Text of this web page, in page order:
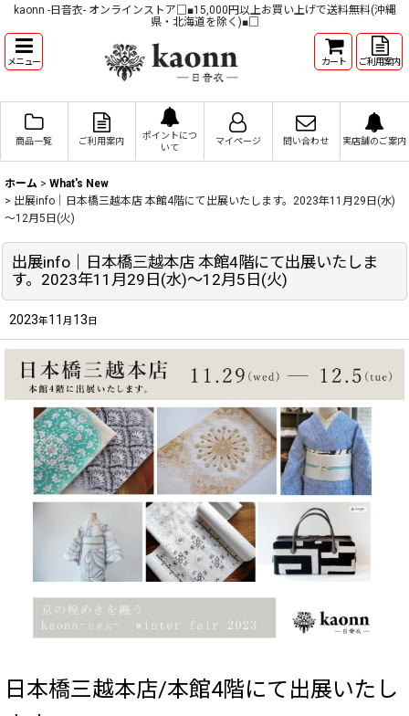
kaonn -日音衣- オンラインストア□■15,000円以上お買い上げで送料無料(沖縄
県・北海道を除く)■□
メニュー カート ご利用案内
商品一覧 ご利用案内
ポイントにつ
いて
マイページ 問い合わせ 実店舗のご案内
ホーム > What's New
> 出展info｜日本橋三越本店 本館4階にて出展いたします。2023年11月29日(水)
～12月5日(火)
出展info｜日本橋三越本店 本館4階にて出展いたしま
す。2023年11月29日(水)～12月5日(火)
2023年11 月 13日
日本橋三越本店/本館4階にて出展いたし